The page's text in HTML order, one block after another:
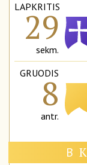
LAPKRITIS
29
sekm.
GRUODIS
8
antr.
B